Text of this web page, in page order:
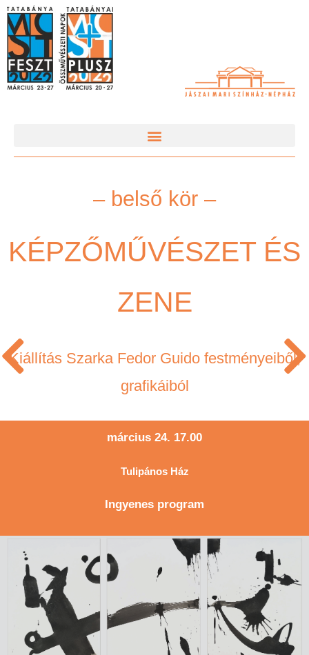
– belső kör –
KÉPZŐMŰVÉSZET ÉS
ZENE
Kiállítás Szarka Fedor Guido festményeiből,
grafikáiból
március 24. 17.00
Tulipános Ház
Ingyenes program